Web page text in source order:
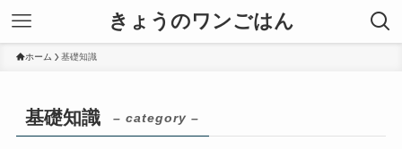
きょうのワンごはん
ホーム 基礎知識
基礎知識 – category –